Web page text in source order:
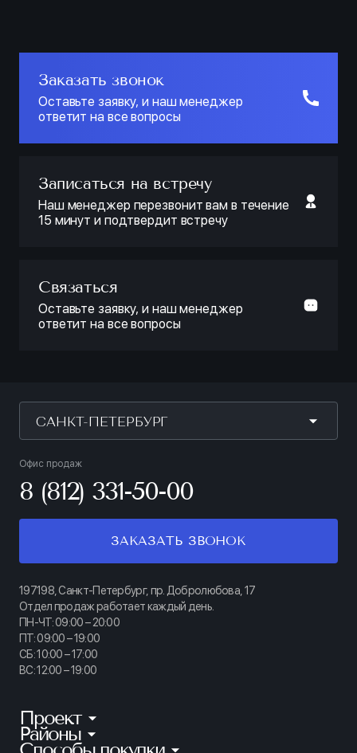
Заказать звонок
Оставьте заявку, и наш менеджер
ответит на все вопросы
Записаться на встречу
Наш менеджер перезвонит вам в течение
15 минут и подтвердит встречу
Связаться
Оставьте заявку, и наш менеджер
ответит на все вопросы
САНКТ-ПЕТЕРБУРГ
Офис продаж
8 (812) 331-50-00
ЗАКАЗАТЬ ЗВОНОК
197198, Санкт-Петербург, пр. Добролюбова, 17
Отдел продаж работает каждый день.
ПН-ЧТ: 09:00 – 20:00
ПТ: 09:00 – 19:00
СБ: 10:00 – 17:00
ВС: 12:00 – 19:00
Проект
КИНОПАРК
Районы
Калининский